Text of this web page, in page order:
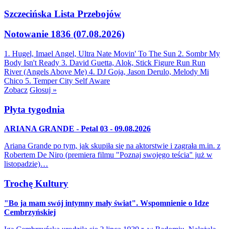
Szczecińska Lista Przebojów
Notowanie 1836 (07.08.2026)
1. Hugel, Imael Angel, Ultra Nate Movin' To The Sun 2. Sombr My
Body Isn't Ready 3. David Guetta, Alok, Stick Figure Run Run
River (Angels Above Me) 4. DJ Goja, Jason Derulo, Melody Mi
Chico 5. Temper City Self Aware
Zobacz Głosuj »
Płyta tygodnia
ARIANA GRANDE - Petal 03 - 09.08.2026
Ariana Grande po tym, jak skupiła się na aktorstwie i zagrała m.in. z
Robertem De Niro (premiera filmu "Poznaj swojego teścia" już w
listopadzie)…
Trochę Kultury
"Bo ja mam swój intymny mały świat". Wspomnienie o Idze
Cembrzyńskiej